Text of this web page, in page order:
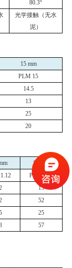
80.3°
光学接触（无水
泥）
15 mm
PLM 15
14.5
13
25
20
15 mm
PUM1.15
15
52
25
57